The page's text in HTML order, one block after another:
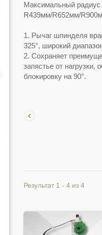
Максимальный радиус
R439мм/R652мм/
1. Рычаг шпинделя
325°, широкий
2. Сохраняет
запястье от нагрузки,
блокировку на 90°.
Результат 1 - 4 из 4